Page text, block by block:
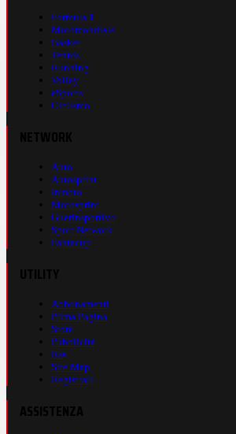
Formula 1
Motomondiale
Basket
Tennis
Running
Volley
eSports
Ciclismo
Auto
Autosprint
Inmoto
Motosprint
Guerinsportivo
Sport Network
Fantacup
Abbonamenti
Prima Pagina
Store
Pubblicità
Rss
Site Map
Registrati